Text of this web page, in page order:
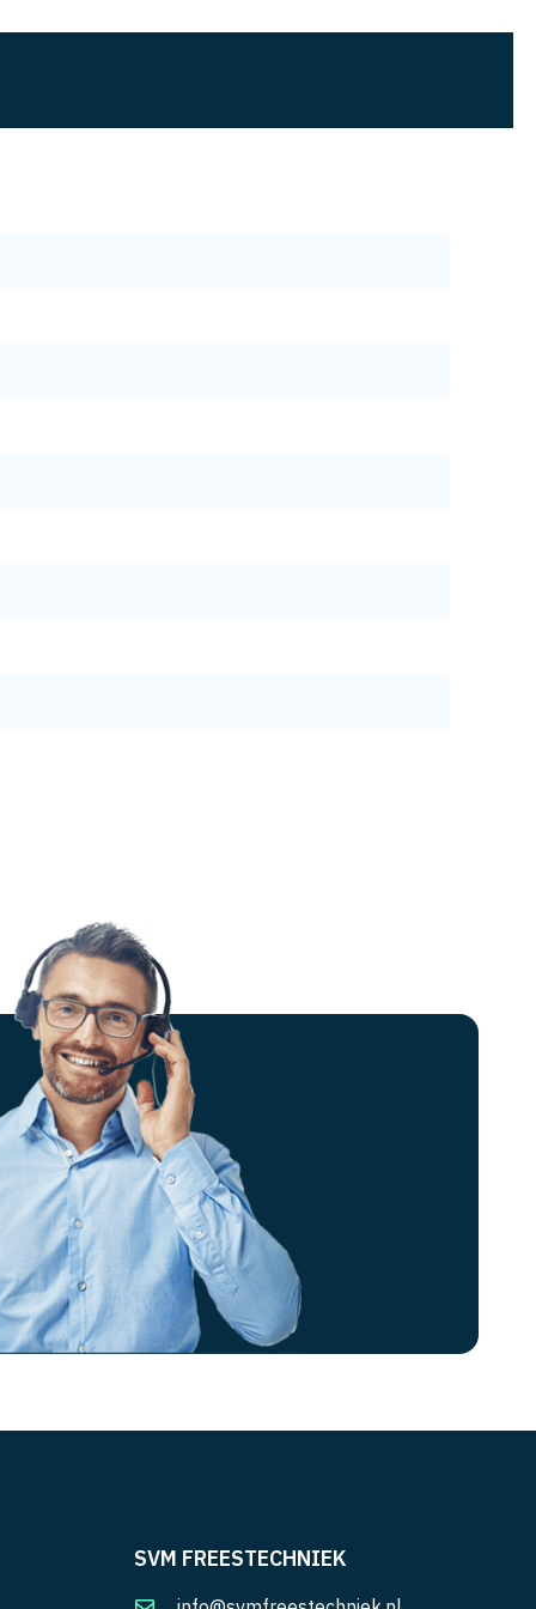
SVM FREESTECHNIEK